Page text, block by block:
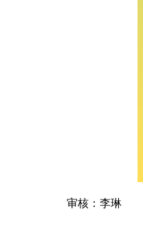
审核：李琳